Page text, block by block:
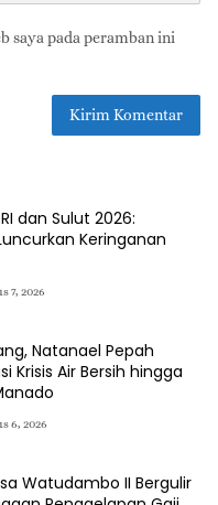
saya pada peramban ini
dan Sulut 2026:
Keringanan
7, 2026
Natanael Pepah
Krisis Air Bersih hingga
6, 2026
Watudambo II Bergulir